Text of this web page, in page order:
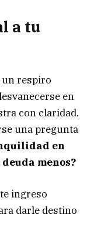
a tu
un respiro
en
con claridad.
una pregunta
en
menos?
ingreso
darle destino